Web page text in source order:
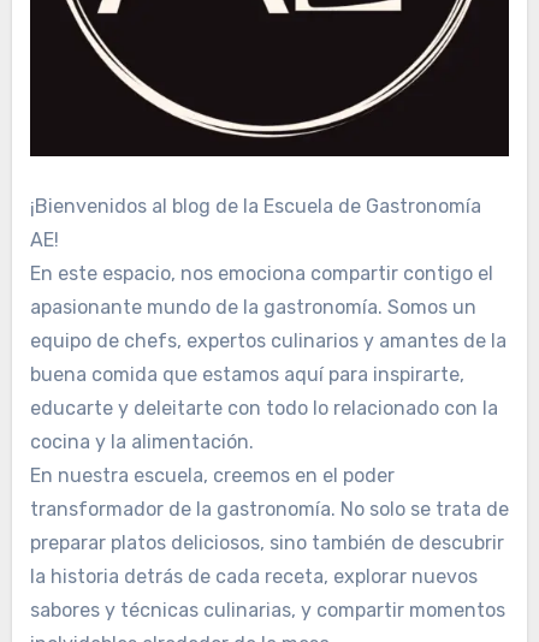
¡Bienvenidos al blog de la Escuela de Gastronomía
AE!
En este espacio, nos emociona compartir contigo el
apasionante mundo de la gastronomía. Somos un
equipo de chefs, expertos culinarios y amantes de la
buena comida que estamos aquí para inspirarte,
educarte y deleitarte con todo lo relacionado con la
cocina y la alimentación.
En nuestra escuela, creemos en el poder
transformador de la gastronomía. No solo se trata de
preparar platos deliciosos, sino también de descubrir
la historia detrás de cada receta, explorar nuevos
sabores y técnicas culinarias, y compartir momentos